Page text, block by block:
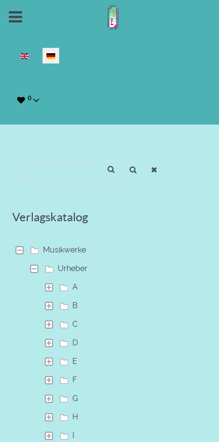
Sprache auswählen
0
Verlagskatalog
Musikwerke
Urheber
A
B
C
D
E
F
G
H
I